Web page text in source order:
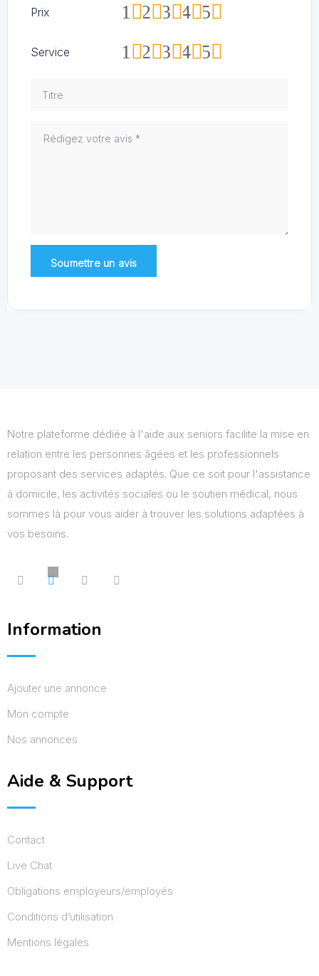
Prix 5
4
3
2
1
Service 5
4
3
2
1
Notre plateforme dédiée à l'aide aux seniors facilite la mise en
relation entre les personnes âgées et les professionnels
proposant des services adaptés. Que ce soit pour l'assistance
à domicile, les activités sociales ou le soutien médical, nous
sommes là pour vous aider à trouver les solutions adaptées à
vos besoins.
Information
Ajouter une annonce
Mon compte
Nos annonces
Aide & Support
Contact
Live Chat
Obligations employeurs/employés
Conditions d’utilisation
Mentions légales